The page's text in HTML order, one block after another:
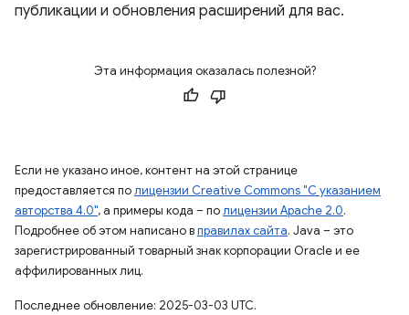
публикации и обновления расширений для вас.
Эта информация оказалась полезной?
Если не указано иное, контент на этой странице
предоставляется полицензии Creative Commons "С указанием
авторства 4.0", а примеры кода – полицензии Apache 2.0.
Подробнее об этом написано вправилах сайта. Java – это
зарегистрированный товарный знак корпорации Oracle и ее
аффилированных лиц.
Последнее обновление: 2025-03-03 UTC.